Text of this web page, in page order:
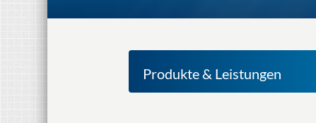
Produkte & Leistungen